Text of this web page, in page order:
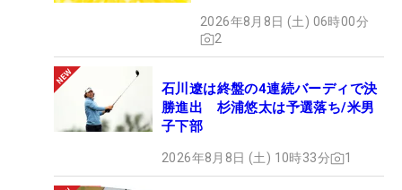
2026年8月8日 (土) 06時00分
2
石川遼は終盤の4連続バーディで決
勝進出 杉浦悠太は予選落ち/米男
子下部
2026年8月8日 (土) 10時33分 1